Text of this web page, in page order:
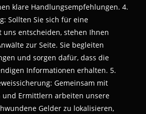
klare Handlungsempfehlungen. 4.
Sollten Sie sich für eine
entscheiden, stehen Ihnen
zur Seite. Sie begleiten
und sorgen dafür, dass die
Informationen erhalten. 5.
Gemeinsam mit
und Ermittlern arbeiten unsere
Gelder zu lokalisieren,